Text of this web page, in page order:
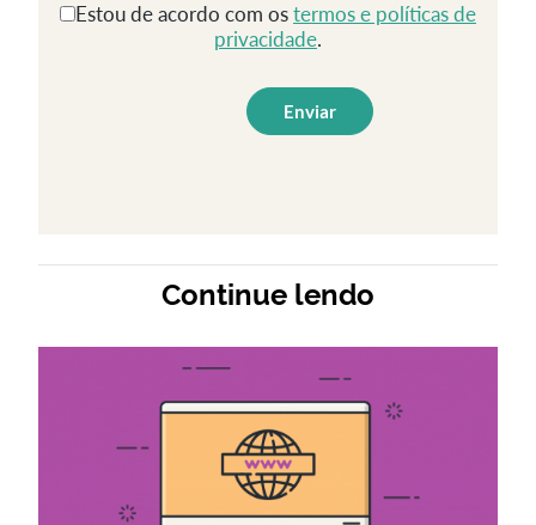
Estou de acordo com ostermos e políticas de
privacidade.
Continue lendo